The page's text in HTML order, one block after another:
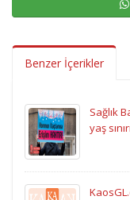
Benzer İçerikler
Sağlık
yaş